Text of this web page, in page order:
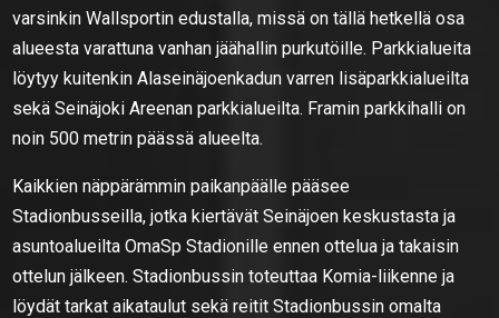
varsinkin Wallsportin edustalla, missä on tällä hetkellä osa
alueesta varattuna vanhan jäähallin purkutöille. Parkkialueita
löytyy kuitenkin Alaseinäjoenkadun varren lisäparkkialueilta
sekä Seinäjoki Areenan parkkialueilta. Framin parkkihalli on
noin 500 metrin päässä alueelta.
Kaikkien näppärämmin paikanpäälle pääsee
Stadionbusseilla, jotka kiertävät Seinäjoen keskustasta ja
asuntoalueilta OmaSp Stadionille ennen ottelua ja takaisin
ottelun jälkeen. Stadionbussin toteuttaa Komia-liikenne ja
löydät tarkat aikataulut sekä reitit Stadionbussin omalta